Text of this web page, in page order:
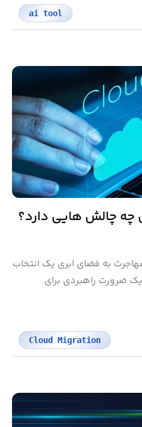
ai tool
چه چالش هایی دارد؟
به فضای ابری یک انتخاب
ضرورت راهبردی برای
Cloud Migration